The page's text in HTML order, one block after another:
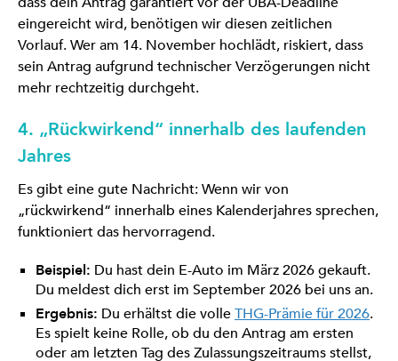
eingereicht wird, benötigen wir diesen zeitlichen
Vorlauf. Wer am 14. November hochlädt, riskiert, dass
sein Antrag aufgrund technischer Verzögerungen nicht
mehr rechtzeitig durchgeht.
4. „Rückwirkend“ innerhalb des laufenden
Jahres
Es gibt eine gute Nachricht: Wenn wir von
„rückwirkend“ innerhalb eines Kalenderjahres sprechen,
funktioniert das hervorragend.
Beispiel: Du hast dein E-Auto im März 2026 gekauft.
Du meldest dich erst im September 2026 bei uns an.
Ergebnis: Du erhältst die volleTHG-Prämie für 2026.
Es spielt keine Rolle, ob du den Antrag am ersten
oder am letzten Tag des Zulassungszeitraums stellst,